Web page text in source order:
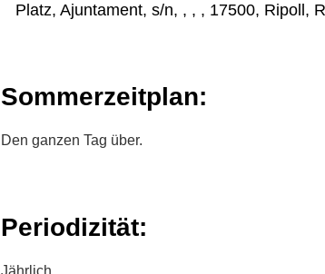
Platz, Ajuntament, s/n, , , , 17500, Ripoll,
Sommerzeitplan:
Den ganzen Tag über.
Periodizität:
Jährlich